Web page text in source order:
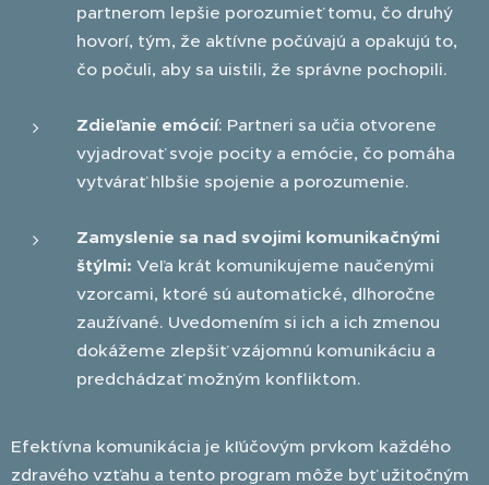
partnerom lepšie porozumieť tomu, čo druhý
hovorí, tým, že aktívne počúvajú a opakujú to,
čo počuli, aby sa uistili, že správne pochopili.
Zdieľanie emócií: Partneri sa učia otvorene
vyjadrovať svoje pocity a emócie, čo pomáha
vytvárať hlbšie spojenie a porozumenie.
Zamyslenie sa nad svojimi komunikačnými
štýlmi: Veľa krát komunikujeme naučenými
vzorcami, ktoré sú automatické, dlhoročne
zaužívané. Uvedomením si ich a ich zmenou
dokážeme zlepšiť vzájomnú komunikáciu a
predchádzať možným konfliktom.
Efektívna komunikácia je kľúčovým prvkom každého
zdravého vzťahu a tento program môže byť užitočným